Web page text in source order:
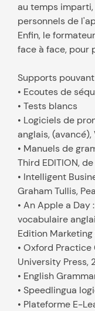
au temps
personnels de
Enfin, le
face à face, pour
Supports
• Ecoutes de
• Tests blancs
• Logiciels de
anglais,
• Manuels de
Third EDITION,
• Intelligent
Graham Tullis,
• An Apple a
vocabulaire
Edition Marketing
• Oxford Practice
University Press,
• English
• Speedlingua
• Plateforme E-